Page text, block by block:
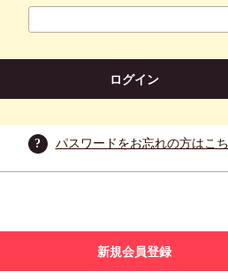
ログイン
? パスワードをお忘れの方はこ
新規会員登録